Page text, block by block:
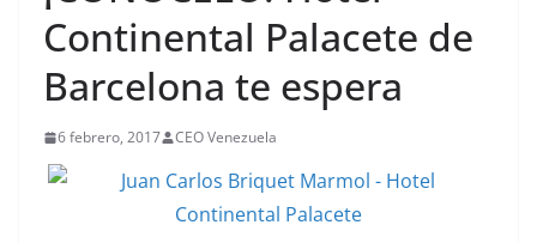
Continental Palacete de
Barcelona te espera
6 febrero, 2017 CEO Venezuela